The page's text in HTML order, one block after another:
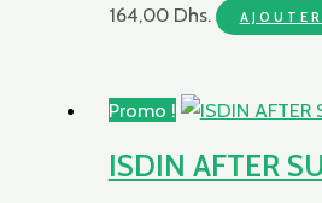
164,00 Dhs.
Promo !
ISDIN AFTER